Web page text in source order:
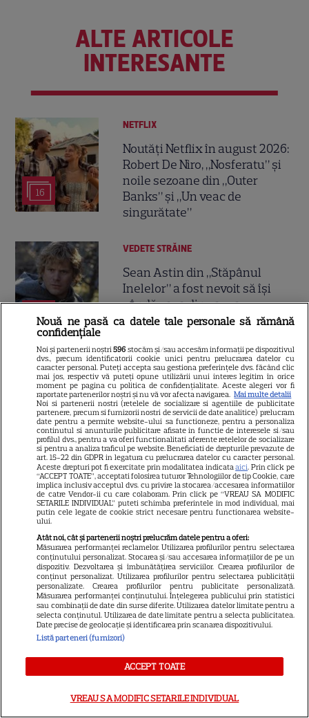
ALTE ARTICOLE
INTERESANTE
16
NETFLIX
Noutăți Netflix în august 2026:
Robert De Niro, „Nosferatu” și
noile sezoane din „Outer
Banks” și „Un veac de
singurătate”
14
VEDETE STRĂINE
Sean Astin din „Stăpânul
Inelelor” a fost nevoit să își
vândă casa din cauza
salariului mic: Câți bani a
14
VEDETE STRĂINE
Elon Musk, atac la adresa
regizorului premiat cu Oscar
care a realizat documentarul
despre viața sa. Filmul are 232
de minute
3
VEDETE STRĂINE
Marvel are un nou Black
Panther. David Jonsson preia
moștenirea lui Chadwick
Boseman
7
VEDETE STRĂINE
Ryan Gosling este noul Ghost
Anunțul făcut la Comic-Con i-
Nouă ne pasă ca datele tale personale să rămână
confidențiale
Noi și partenerii noștri596 stocăm și/sau accesăm informații pe dispozitivul
dvs., precum identificatorii cookie unici pentru prelucrarea datelor cu
caracter personal. Puteți accepta sau gestiona preferințele dvs. făcând clic
mai jos, respectiv vă puteți opune utilizării unui interes legitim în orice
moment pe pagina cu politica de confidențialitate. Aceste alegeri vor fi
raportate partenerilor noștri și nu vă vor afecta navigarea. Mai multe detalii
Noi si partenerii nostri (retelele de socializare si agentiile de publicitate
partenere, precum si furnizorii nostri de servicii de date analitice) prelucram
date pentru a permite website-ului sa functioneze, pentru a personaliza
continutul si anunturile publicitare afisate in functie de interesele si/sau
profilul dvs., pentru a va oferi functionalitati aferente retelelor de socializare
si pentru a analiza traficul pe website. Beneficiati de drepturile prevazute de
art. 15-22 din GDPR in legatura cu prelucrarea datelor cu caracter personal.
Aceste drepturi pot fi exercitate prin modalitatea indicataaici. Prin click pe
“ACCEPT TOATE”, acceptati folosirea tuturor Tehnologiilor de tip Cookie, care
implica inclusiv acceptul dvs. cu privire la stocarea/accesarea informatiilor
de catre Vendor-ii cu care colaboram. Prin click pe “VREAU SA MODIFIC
SETARILE INDIVIDUAL” puteti schimba preferintele in mod individual, mai
putin cele legate de cookie strict necesare pentru functionarea website-
ului.
Atât noi, cât și partenerii noștri prelucrăm datele pentru a oferi:
Măsurarea performanței reclamelor. Utilizarea profilurilor pentru selectarea
conținutului personalizat. Stocarea și/sau accesarea informațiilor de pe un
dispozitiv. Dezvoltarea și îmbunătățirea serviciilor. Crearea profilurilor de
conținut personalizat. Utilizarea profilurilor pentru selectarea publicității
personalizate. Crearea profilurilor pentru publicitate personalizată.
Măsurarea performanței conținutului. Înțelegerea publicului prin statistici
sau combinații de date din surse diferite. Utilizarea datelor limitate pentru a
selecta conținutul. Utilizarea de date limitate pentru a selecta publicitatea.
Date precise de geolocație și identificarea prin scanarea dispozitivului.
Listă parteneri (furnizori)
ACCEPT TOATE
VREAU SA MODIFIC SETARILE INDIVIDUAL